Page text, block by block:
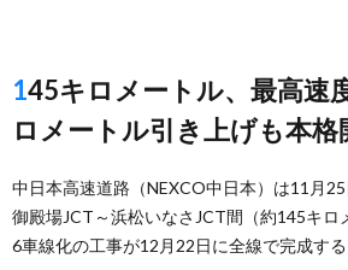
145キロメートル、最高速度規制の120キ
ロメートル引き上げも本格
中日本高速道路（NEXCO中日本）は11月
御殿場JCT～浜松いなさJCT間（約145キロ
6車線化の工事が12月22日に全線で完成する